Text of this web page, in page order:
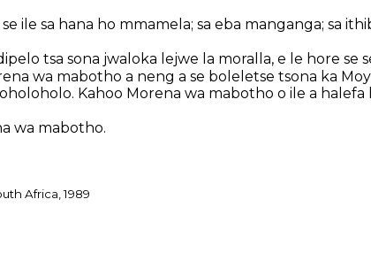
ile sa hana ho mmamela; sa eba manganga; sa
tsa sona jwaloka lejwe la moralla, e le hore se
wa mabotho a neng a se boleletse tsona ka
Kahoo Morena wa mabotho o ile a halefa
wa mabotho.
Africa, 1989